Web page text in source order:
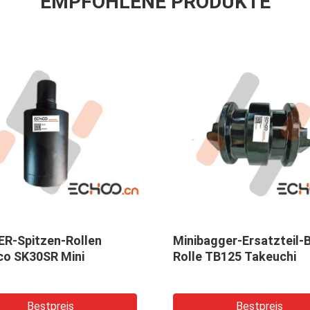
BAGGER-Bahn-Ketten-Rollen
Yanmar Miniu. Rolle der